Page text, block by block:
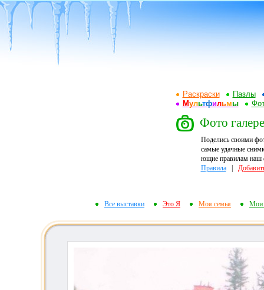
Раскраски
Пазлы
Мультфильмы
Фото
Поделись своими
самые удачные
ющие правилам наш
Правила|
Все выставки Это Я Моя семья Мои